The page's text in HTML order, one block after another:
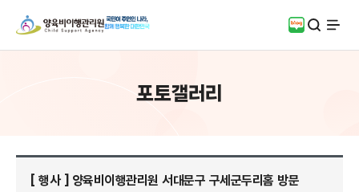
블로그검색
전체
포토갤러리
[ 행사 ] 양육비이행관리원 서대문구 구세군두리홈 방문